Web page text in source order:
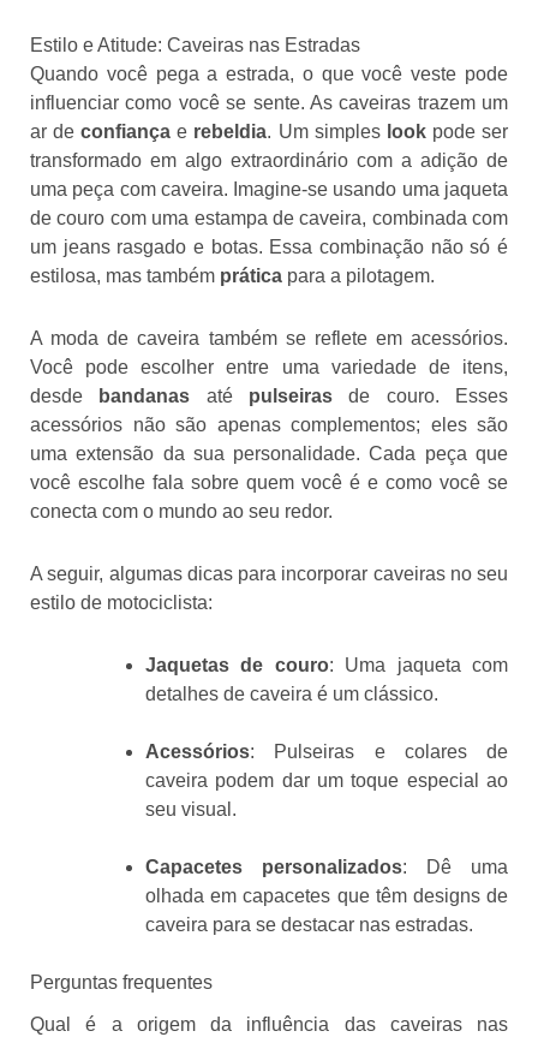
Estilo e Atitude: Caveiras nas Estradas
Quando você pega a estrada, o que você veste pode
influenciar como você se sente. As caveiras trazem um
ar deconfiança e rebeldia. Um simples lookpode ser
transformado em algo extraordinário com a adição de
uma peça com caveira. Imagine-se usando uma jaqueta
de couro com uma estampa de caveira, combinada com
um jeans rasgado e botas. Essa combinação não só é
estilosa, mas também prática para a pilotagem.
A moda de caveira também se reflete em acessórios.
Você pode escolher entre uma variedade de itens,
desde
bandanas até pulseiras de couro. Esses
acessórios não são apenas complementos; eles são
uma extensão da sua personalidade. Cada peça que
você escolhe fala sobre quem você é e como você se
conecta com o mundo ao seu redor.
A seguir, algumas dicas para incorporar caveiras no seu
estilo de motociclista:
Jaquetas de couro: Uma jaqueta com
detalhes de caveira é um clássico.
Acessórios: Pulseiras e colares de
caveira podem dar um toque especial ao
seu visual.
Capacetes personalizados: Dê uma
olhada em capacetes que têm designs de
caveira para se destacar nas estradas.
Perguntas frequentes
Qual é a origem da influência das caveiras nas